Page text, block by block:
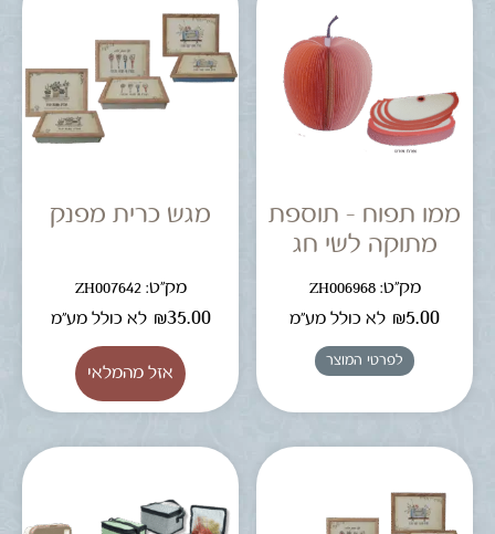
ממו תפוח – תוספת
מתוקה לשי חג
מק"ט: ZH006968
₪5.00 לא כולל מע"מ
לפרטי המוצר
מגש כרית מפנק
מק"ט: ZH007642
₪35.00 לא כולל מע"מ